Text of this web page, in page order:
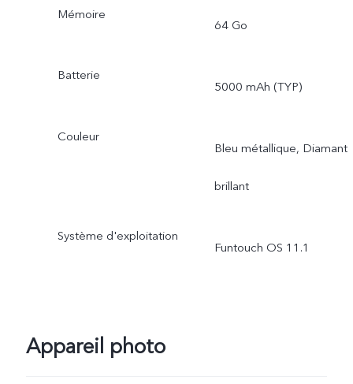
Mémoire
64 Go
Batterie
5000 mAh (TYP)
Couleur
Bleu métallique, Diamant
brillant
Système d'exploitation
Funtouch OS 11.1
Appareil photo